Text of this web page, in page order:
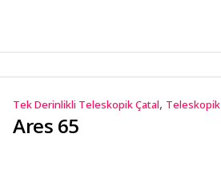
Tek Derinlikli Teleskopik Çatal,
Ares 65